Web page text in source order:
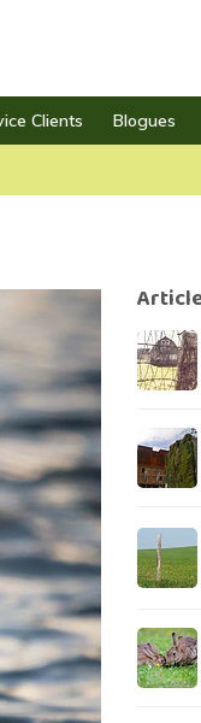
Clients Blogues
des prix saillants